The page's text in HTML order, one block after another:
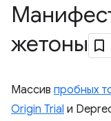
жетоны
Массив пробных
Origin Trial и